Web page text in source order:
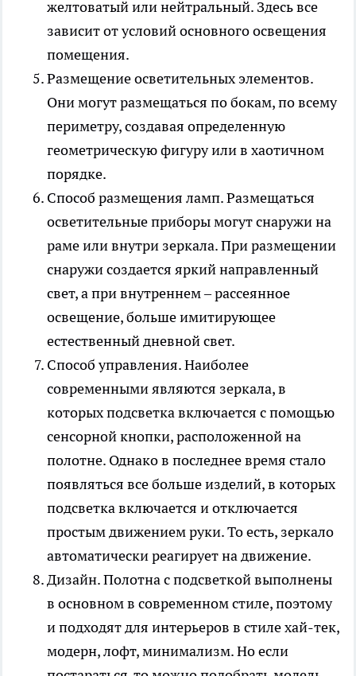
желтоватый или нейтральный. Здесь все
зависит от условий основного освещения
помещения.
Размещение осветительных элементов.
Они могут размещаться по бокам, по всему
периметру, создавая определенную
геометрическую фигуру или в хаотичном
порядке.
Способ размещения ламп. Размещаться
осветительные приборы могут снаружи на
раме или внутри зеркала. При размещении
снаружи создается яркий направленный
свет, а при внутреннем – рассеянное
освещение, больше имитирующее
естественный дневной свет.
Способ управления. Наиболее
современными являются зеркала, в
которых подсветка включается с помощью
сенсорной кнопки, расположенной на
полотне. Однако в последнее время стало
появляться все больше изделий, в которых
подсветка включается и отключается
простым движением руки. То есть, зеркало
автоматически реагирует на движение.
Дизайн. Полотна с подсветкой выполнены
в основном в современном стиле, поэтому
и подходят для интерьеров в стиле хай-тек,
модерн, лофт, минимализм. Но если